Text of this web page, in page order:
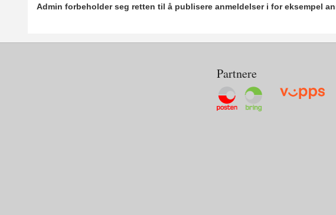
Admin forbeholder seg retten til å publisere anmeldelser i for eksempel
Partnere